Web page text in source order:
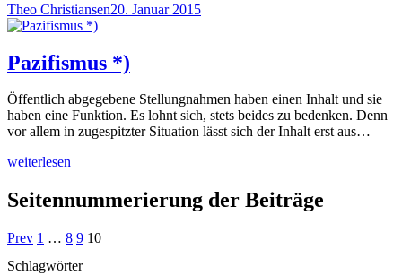
Theo Christiansen20. Januar 2015
Pazifismus *)
Öffentlich abgegebene Stellungnahmen haben einen Inhalt und sie
haben eine Funktion. Es lohnt sich, stets beides zu bedenken. Denn
vor allem in zugespitzter Situation lässt sich der Inhalt erst aus…
weiterlesen
Seitennummerierung der Beiträge
Prev 1 … 8 9 10
Schlagwörter